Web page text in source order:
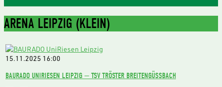
ARENA LEIPZIG (KLEIN)
15.11.2025 16:00
BAURADO UNIRIESEN LEIPZIG — TSV TRÖSTER BREITENGÜSSBACH